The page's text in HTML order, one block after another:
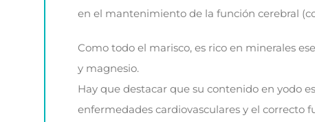
en el mantenimiento de la función cerebral
Como todo el marisco, es rico en minerales
y magnesio.
Hay que destacar que su contenido en yodo
enfermedades cardiovasculares y el correcto